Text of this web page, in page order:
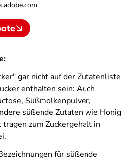
gar nicht auf der Zutatenliste
enthalten sein: Auch
Süßmolkenpulver,
süßende Zutaten wie Honig
tragen zum Zuckergehalt in
für süßende